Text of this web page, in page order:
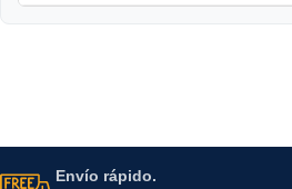
Envío rápido.